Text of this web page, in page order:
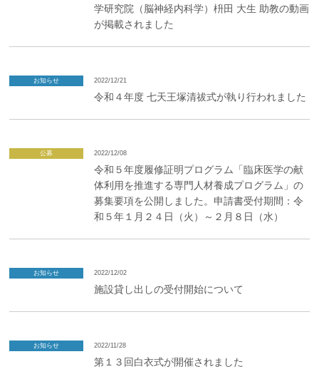
学研究院（脳神経内科学）枡田 大生 助教の動画
が掲載されました
お知らせ 2022/12/21
令和４年度 七天王塚清祓式が執り行われました
公募 2022/12/08
令和５年度履修証明プログラム「臨床医学の献
体利用を推進する専門人材養成プログラム」の
募集要項を公開しました。申請書受付期間：令
和５年１月２４日（火）～２月８日（水）
お知らせ 2022/12/02
施設貸し出しの受付開始について
お知らせ 2022/11/28
第１３回白衣式が開催されました